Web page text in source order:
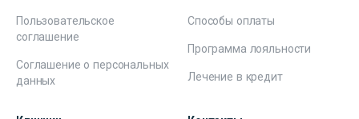
Пользовательское
соглашение
Соглашение о персональных
данных
Способы оплаты
Программа лояльности
Лечение в кредит